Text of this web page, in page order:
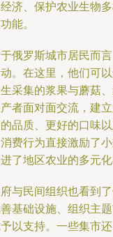
济、保护农业生物
能。
俄罗斯城市居民而
。在这里，他们可
采集的浆果与蘑菇
者面对面交流，建
品质、更好的口味
费行为直接激励了
了地区农业的多元化
与民间组织也看到
基础设施、组织主
以支持。一些集市